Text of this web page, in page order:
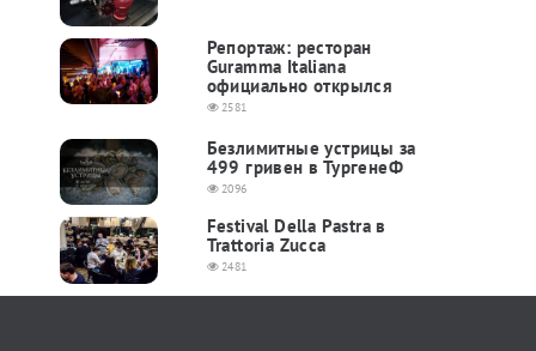
Репортаж: ресторан
Guramma Italiana
официально открылся
2581
Безлимитные устрицы за
499 гривен в ТургенеФ
2096
Festival Della Pastra в
Trattoria Zucca
2481